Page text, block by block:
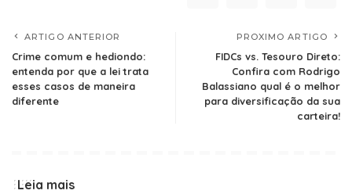
ARTIGO ANTERIOR
Crime comum e hediondo:
entenda por que a lei trata
esses casos de maneira
diferente
PROXIMO ARTIGO
FIDCs vs. Tesouro Direto:
Confira com Rodrigo
Balassiano qual é o melhor
para diversificação da sua
carteira!
Leia mais